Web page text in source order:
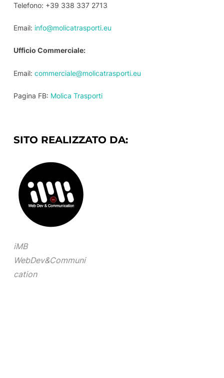
Telefono: +39 338 337 2713
Email: info@molicatrasporti.eu
Ufficio Commerciale:
Email: commerciale@molicatrasporti.eu
Pagina FB: Molica Trasporti
SITO REALIZZATO DA:
iMB
WebDev&Communi
cation